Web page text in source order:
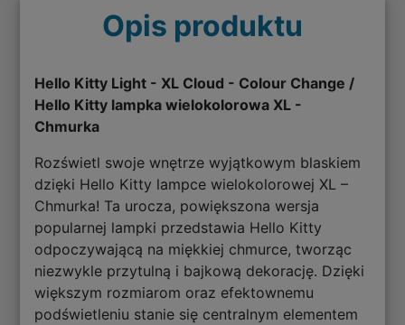
Opis produktu
Hello Kitty Light - XL Cloud - Colour Change /
Hello Kitty lampka wielokolorowa XL -
Chmurka
Rozświetl swoje wnętrze wyjątkowym blaskiem
dzięki Hello Kitty lampce wielokolorowej XL –
Chmurka! Ta urocza, powiększona wersja
popularnej lampki przedstawia Hello Kitty
odpoczywającą na miękkiej chmurce, tworząc
niezwykle przytulną i bajkową dekorację. Dzięki
większym rozmiarom oraz efektownemu
podświetleniu stanie się centralnym elementem